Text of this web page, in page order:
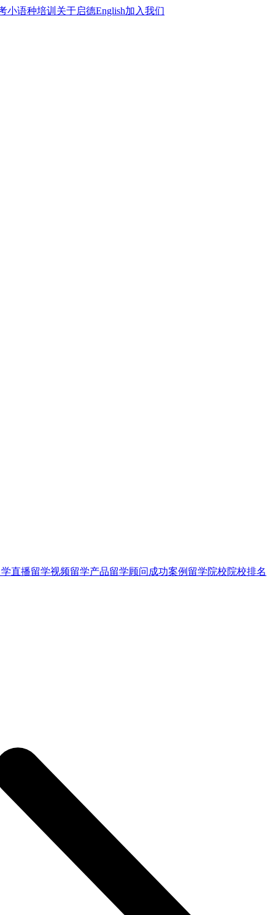
小语种培训 关于启德English加入我们
直播留学视频留学产品留学顾问 成功案例 留学院校院校排名